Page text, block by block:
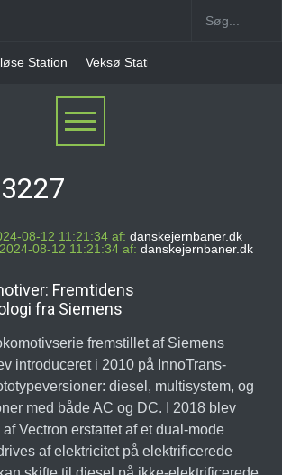
Station Måløv Station
08-12 11:21:34 af: danskejernbaner.dk
08-12 11:21:34 af: danskejernbaner.dk
Fremtidens
fra Siemens
fremstillet af Siemens
introduceret i 2010 på InnoTrans-
diesel, multisystem, og
med både AC og DC. I 2018 blev
Vectron erstattet af et dual-mode
af elektricitet på elektrificerede